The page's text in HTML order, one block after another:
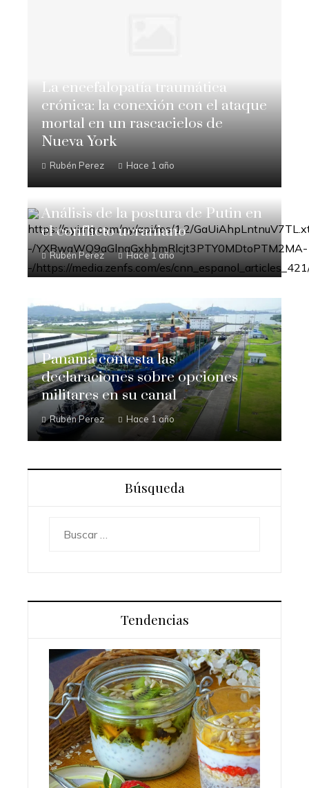
La encefalopatía traumática
crónica: la conexión con el ataque
mortal en un rascacielos de
Nueva York
Rubén Perez Hace 1 año
Análisis de la postura de Putin en
el conflicto ucraniano
Rubén Perez Hace 1 año
Panamá contesta las
declaraciones sobre opciones
militares en su canal
Rubén Perez Hace 1 año
Búsqueda
Tendencias
Los 10 animales con sentidos